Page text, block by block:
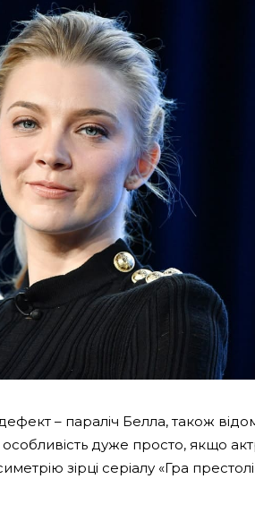
– параліч Белла, також
дуже просто, якщо
зірці серіалу «Гра